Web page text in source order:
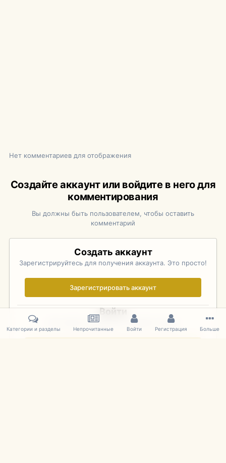
Нет комментариев для отображения
Создайте аккаунт или войдите в него для
комментирования
Вы должны быть пользователем, чтобы оставить
комментарий
Создать аккаунт
Зарегистрируйтесь для получения аккаунта. Это просто!
Зарегистрировать аккаунт
Войти
Уже зарегистрированы? Войдите здесь.
Категории и разделы Непрочитанные Войти Регистрация Больше